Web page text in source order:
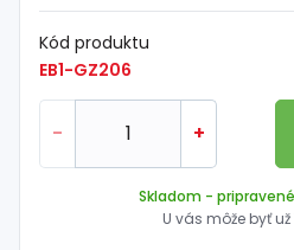
Kód produktu
EB1-GZ206
- +
Skladom -
U vás môže byť už